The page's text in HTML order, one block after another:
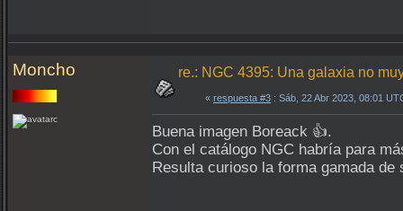
Moncho re.: NGC 4395: Una galaxia no
« respuesta #3 : Sáb, 22 Abr 2023, 08:01
Buena imagen Boreack 👍.
Con el catálogo NGC habría para
Resulta curioso la forma gamada de